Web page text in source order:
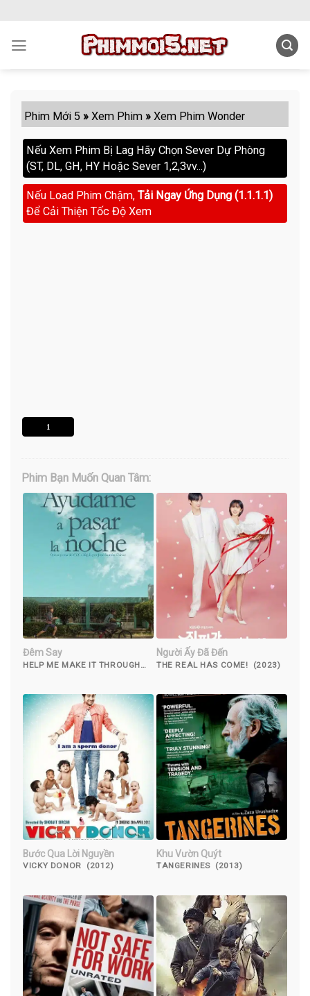
content
Phim Mới 5 »Xem Phim »Xem Phim Wonder
Nếu Xem Phim Bị Lag Hãy Chọn Sever Dự Phòng
(ST, DL, GH, HY Hoặc Sever 1,2,3vv...)
Nếu Load Phim Chậm, Tải Ngay Ứng Dụng (1.1.1.1)
Để Cải Thiện Tốc Độ Xem
1
Phim Bạn Muốn Quan Tâm:
Đêm Say
HELP ME MAKE IT THROUGH
Người Ấy Đã Đến
THE REAL HAS COME! (2023)
Bước Qua Lời Nguyền
VICKY DONOR (2012)
Khu Vườn Quýt
TANGERINES (2013)